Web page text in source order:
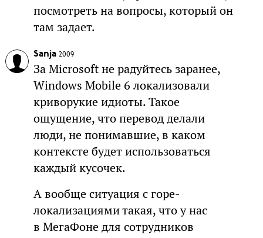
посмотреть на вопросы, который он
там задает.
Sanja 2009
За Microsoft не радуйтесь заранее,
Windows Mobile 6 локализовали
криворукие идиоты. Такое
ощущение, что перевод делали
люди, не понимавшие, в каком
контексте будет использоваться
каждый кусочек.
А вообще ситуация с горе-
локализациями такая, что у нас
в МегаФоне для сотрудников